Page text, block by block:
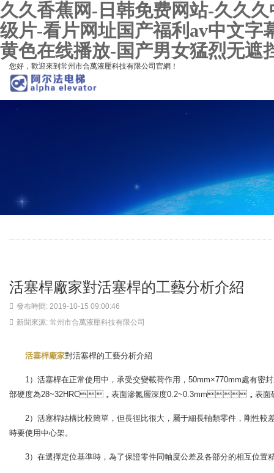
久久香蕉网-日韩免费网站-久久
级片-看片网址国产福利av中文字
黄色在线播放-国产男女猛烈无遮
您好，歡迎來到常州市合萬液壓科技有限公司官網！
活塞桿廠家對活塞桿的工藝分析介紹
發布時間: 2019-10-15 09:00:46
新聞來源: 常州市合萬液壓科技有限公司
活塞桿廠家對活塞桿的工藝分析介紹
1）活塞桿在正常使用中，承受交變載荷作用，50mm×770mm處有密
部硬度為28~32HRC，表面滲氮層深度0.2~0.3mm，表面硬度
2）活塞桿結構比較簡單，但長徑比很大，屬于細長軸類零件，剛性
時要使用中心架。
3）在選擇定位基準時，為了保證零件同軸度公差及各部分的相互位置精